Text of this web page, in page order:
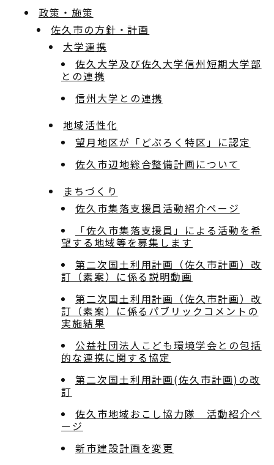
政策・施策
佐久市の方針・計画
大学連携
佐久大学及び佐久大学信州短期大学部
との連携
信州大学との連携
地域活性化
望月地区が「どぶろく特区」に認定
佐久市辺地総合整備計画について
まちづくり
佐久市集落支援員活動紹介ページ
「佐久市集落支援員」による活動を希
望する地域等を募集します
第二次国土利用計画（佐久市計画）改
訂（素案）に係る説明動画
第二次国土利用計画（佐久市計画）改
訂（素案）に係るパブリックコメントの
実施結果
公益社団法人こども環境学会との包括
的な連携に関する協定
第二次国土利用計画(佐久市計画)の改
訂
佐久市地域おこし協力隊 活動紹介ペ
ージ
新市建設計画を変更